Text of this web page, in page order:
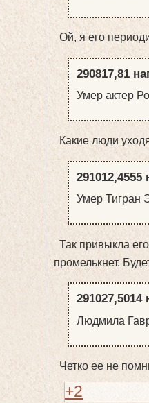
Ой, я его
290817,81
Умер актер
Какие люди
291012,4555
Умер Тигран
Так привыкла
промелькнет.
291027,5014
Людмила
Четко ее не
+2